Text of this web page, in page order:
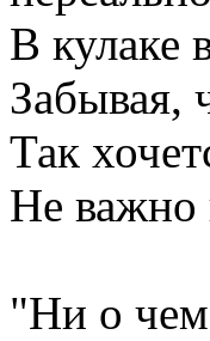
В кулаке
Забывая,
Так
Не важно
"Ни о